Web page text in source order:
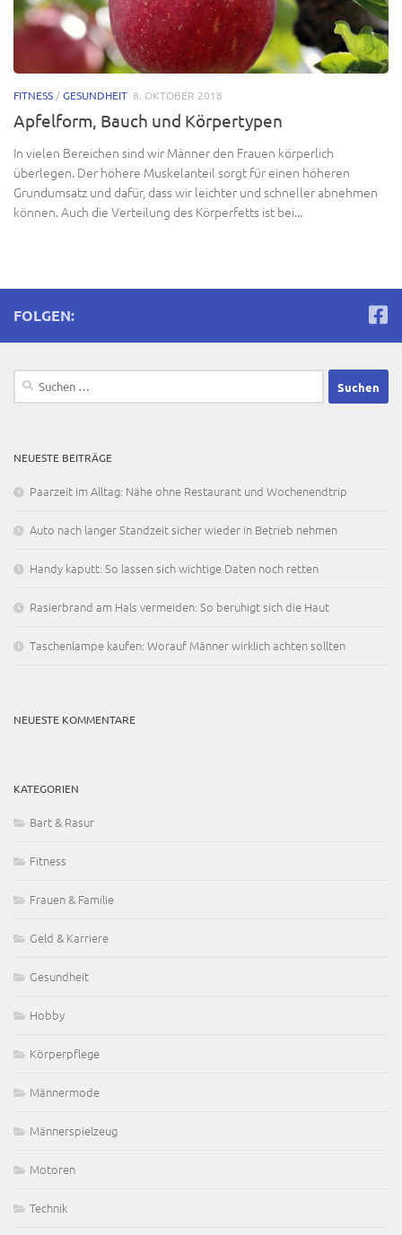
FITNESS /GESUNDHEIT 8. OKTOBER 2018
Apfelform, Bauch und Körpertypen
In vielen Bereichen sind wir Männer den Frauen körperlich
überlegen. Der höhere Muskelanteil sorgt für einen höheren
Grundumsatz und dafür, dass wir leichter und schneller abnehmen
können. Auch die Verteilung des Körperfetts ist bei...
FOLGEN:
Suchen
NEUESTE BEITRÄGE
Paarzeit im Alltag: Nähe ohne Restaurant und Wochenendtrip
Auto nach langer Standzeit sicher wieder in Betrieb nehmen
Handy kaputt: So lassen sich wichtige Daten noch retten
Rasierbrand am Hals vermeiden: So beruhigt sich die Haut
Taschenlampe kaufen: Worauf Männer wirklich achten sollten
NEUESTE KOMMENTARE
KATEGORIEN
Bart & Rasur
Fitness
Frauen & Familie
Geld & Karriere
Gesundheit
Hobby
Körperpflege
Männermode
Männerspielzeug
Motoren
Technik